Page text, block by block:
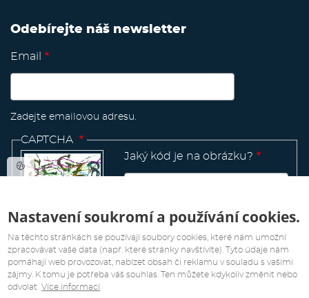
Odebírejte náš newsletter
Email
Zadejte emailovou adresu.
CAPTCHA
Jaký kód je na obrázku?
Manage
existing
Nastavení soukromí a používání cookies.
Na těchto stránkách se používají soubory cookies, které nám umožní
zpracovávat vaše data (např. které stránky navštívíte). Tyto údaje nám
pomáhají web provozovat, nabízet obsah či reklamu v souladu s vašimi
zájmy. K tomu je potřeba váš souhlas. Ten můžete kdykoliv změnit nebo
odvolat.
Více informací